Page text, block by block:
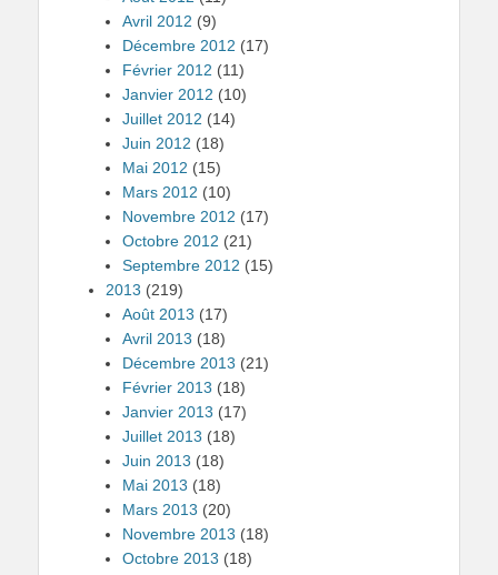
Avril 2012 (9)
Décembre 2012 (17)
Février 2012 (11)
Janvier 2012 (10)
Juillet 2012 (14)
Juin 2012 (18)
Mai 2012 (15)
Mars 2012 (10)
Novembre 2012 (17)
Octobre 2012 (21)
Septembre 2012 (15)
2013 (219)
Août 2013 (17)
Avril 2013 (18)
Décembre 2013 (21)
Février 2013 (18)
Janvier 2013 (17)
Juillet 2013 (18)
Juin 2013 (18)
Mai 2013 (18)
Mars 2013 (20)
Novembre 2013 (18)
Octobre 2013 (18)